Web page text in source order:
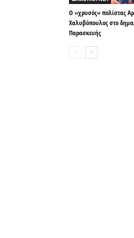
Ο «χρυσός» πολίστας
Χαλυβόπουλος στο
Παρασκευής